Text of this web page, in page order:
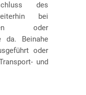
des
bei
oder
da. Beinahe
oder
und